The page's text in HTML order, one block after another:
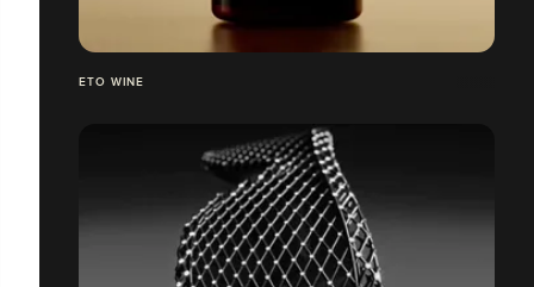
ETO WINE